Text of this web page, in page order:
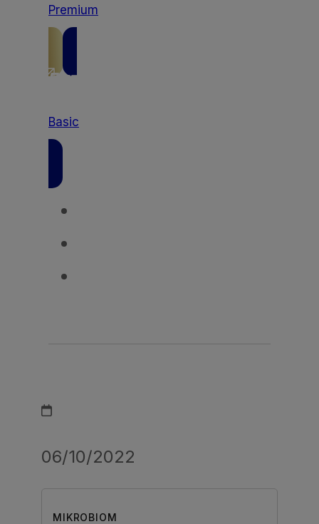
Premium
Basic
06/10/2022
MIKROBIOM